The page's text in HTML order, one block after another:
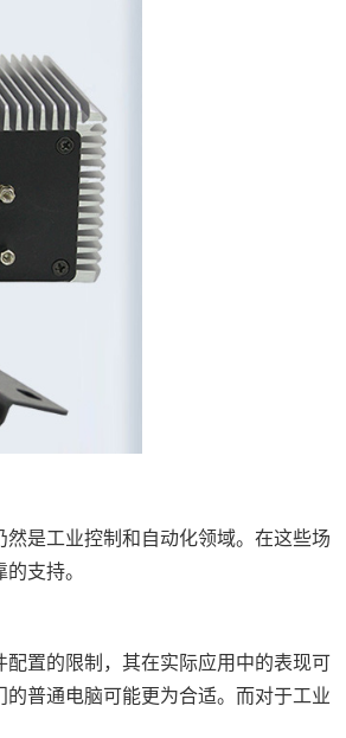
是工业控制和自动化领域。在这些场
支持。
置的限制，其在实际应用中的表现可
普通电脑可能更为合适。而对于工业